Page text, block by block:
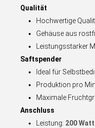
Qualität
Hochwertige
Gehäuse aus
Leistungsstarker
Saftspender
Ideal für
Produktion pro
Maximale
Anschluss
Leistung: 200 Watt